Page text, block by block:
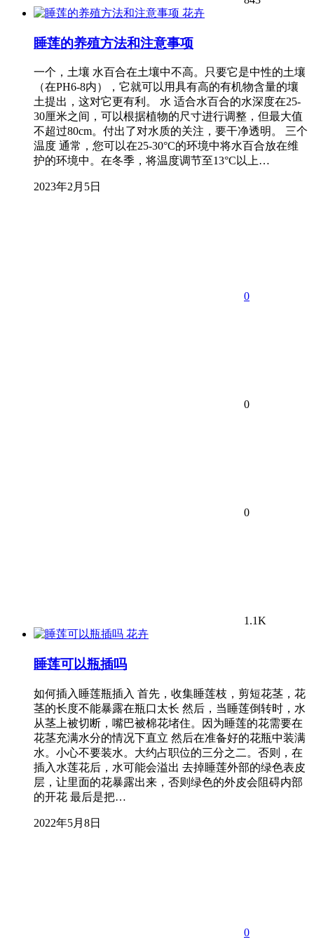
花卉
睡莲的养殖方法和注意事项
一个，土壤 水百合在土壤中不高。只要它是中性的土壤
（在PH6-8内），它就可以用具有高的有机物含量的壤
土提出，这对它更有利。 水 适合水百合的水深度在25-
30厘米之间，可以根据植物的尺寸进行调整，但最大值
不超过80cm。付出了对水质的关注，要干净透明。 三个
温度 通常，您可以在25-30°C的环境中将水百合放在维
护的环境中。在冬季，将温度调节至13°C以上…
2023年2月5日
0
0
0
1.1K
花卉
睡莲可以瓶插吗
如何插入睡莲瓶插入 首先，收集睡莲枝，剪短花茎，花
茎的长度不能暴露在瓶口太长 然后，当睡莲倒转时，水
从茎上被切断，嘴巴被棉花堵住。因为睡莲的花需要在
花茎充满水分的情况下直立 然后在准备好的花瓶中装满
水。小心不要装水。大约占职位的三分之二。否则，在
插入水莲花后，水可能会溢出 去掉睡莲外部的绿色表皮
层，让里面的花暴露出来，否则绿色的外皮会阻碍内部
的开花 最后是把…
2022年5月8日
0